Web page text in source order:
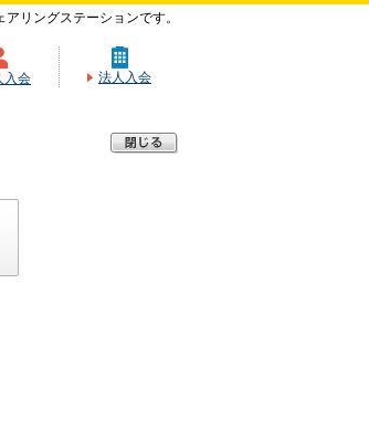
リングステーションです。
入会 法人入会